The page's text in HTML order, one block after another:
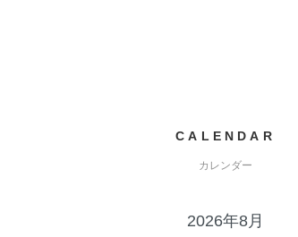
CALENDAR
カレンダー
2026年8月